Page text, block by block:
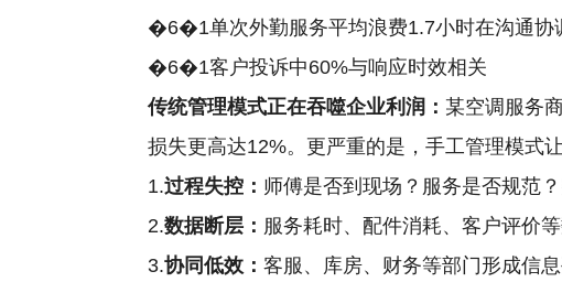
�6�1单次外勤服务平均浪费1.7小时在沟通协
�6�1客户投诉中60%与响应时效相关
传统管理模式正在吞噬企业利润：某空调服务
损失更高达12%。更严重的是，手工管理模式
1.过程失控： 师傅是否到现场？服务是否规范
2.数据断层： 服务耗时、配件消耗、客户评价
3.协同低效：客服、库房、财务等部门形成信